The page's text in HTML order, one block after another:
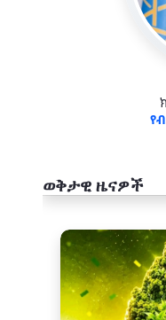
ወቅታዊ ዜናዎች
አዲስ